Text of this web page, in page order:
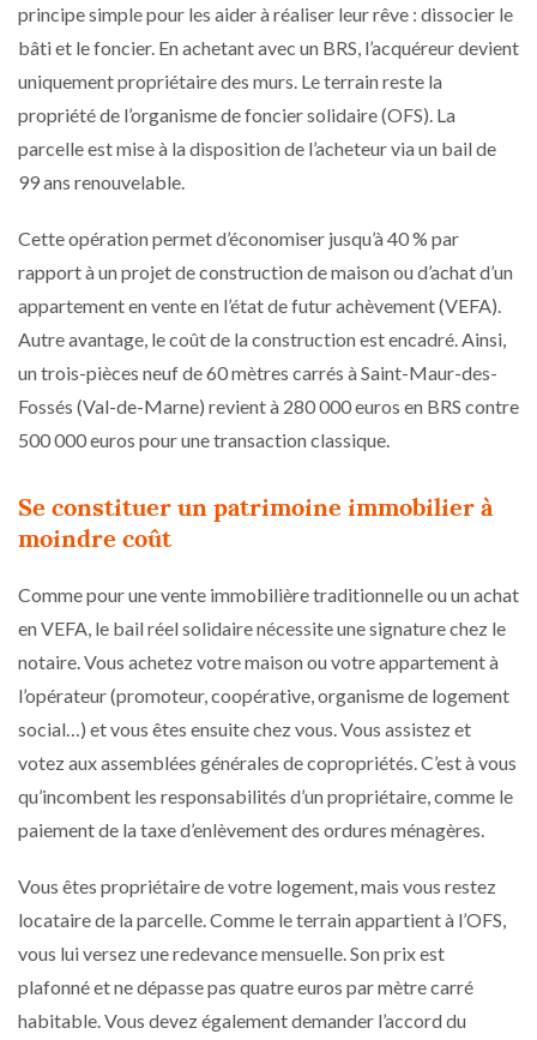
principe simple pour les aider à réaliser leur rêve : dissocier le
bâti et le foncier. En achetant avec un BRS, l’acquéreur devient
uniquement propriétaire des murs. Le terrain reste la
propriété de l’organisme de foncier solidaire (OFS). La
parcelle est mise à la disposition de l’acheteur via un bail de
99 ans renouvelable.
Cette opération permet d’économiser jusqu’à 40 % par
rapport à un projet de construction de maison ou d’achat d’un
appartement en vente en l’état de futur achèvement (VEFA).
Autre avantage, le coût de la construction est encadré. Ainsi,
un trois-pièces neuf de 60 mètres carrés à Saint-Maur-des-
Fossés (Val-de-Marne) revient à 280 000 euros en BRS contre
500 000 euros pour une transaction classique.
Se constituer un patrimoine immobilier à
moindre coût
Comme pour une vente immobilière traditionnelle ou un achat
en VEFA, le bail réel solidaire nécessite une signature chez le
notaire. Vous achetez votre maison ou votre appartement à
l’opérateur (promoteur, coopérative, organisme de logement
social…) et vous êtes ensuite chez vous. Vous assistez et
votez aux assemblées générales de copropriétés. C’est à vous
qu’incombent les responsabilités d’un propriétaire, comme le
paiement de la taxe d’enlèvement des ordures ménagères.
Vous êtes propriétaire de votre logement, mais vous restez
locataire de la parcelle. Comme le terrain appartient à l’OFS,
vous lui versez une redevance mensuelle. Son prix est
plafonné et ne dépasse pas quatre euros par mètre carré
habitable. Vous devez également demander l’accord du